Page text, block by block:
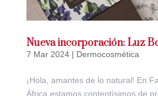
Nueva incorporación: Luz
7 Mar 2024| Dermocosmética
¡Hola, amantes de lo natural! En
África estamos contentísimos de